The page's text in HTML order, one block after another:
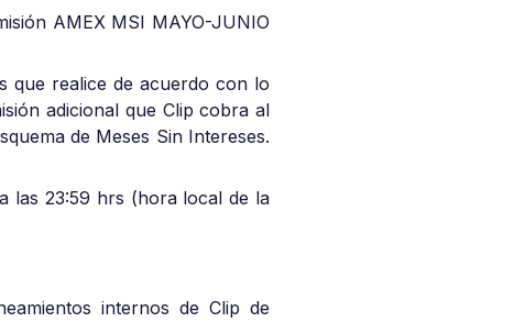
AMEX MSI MAYO-JUNIO
que realice de acuerdo con lo
adicional que Clip cobra al
de Meses Sin Intereses.
las 23:59 hrs (hora local de la
internos de Clip de